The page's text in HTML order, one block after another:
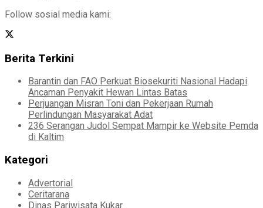
Follow sosial media kami:
Berita Terkini
Barantin dan FAO Perkuat Biosekuriti Nasional Hadapi
Ancaman Penyakit Hewan Lintas Batas
Perjuangan Misran Toni dan Pekerjaan Rumah
Perlindungan Masyarakat Adat
236 Serangan Judol Sempat Mampir ke Website Pemda
di Kaltim
Kategori
Advertorial
Ceritarana
Dinas Pariwisata Kukar